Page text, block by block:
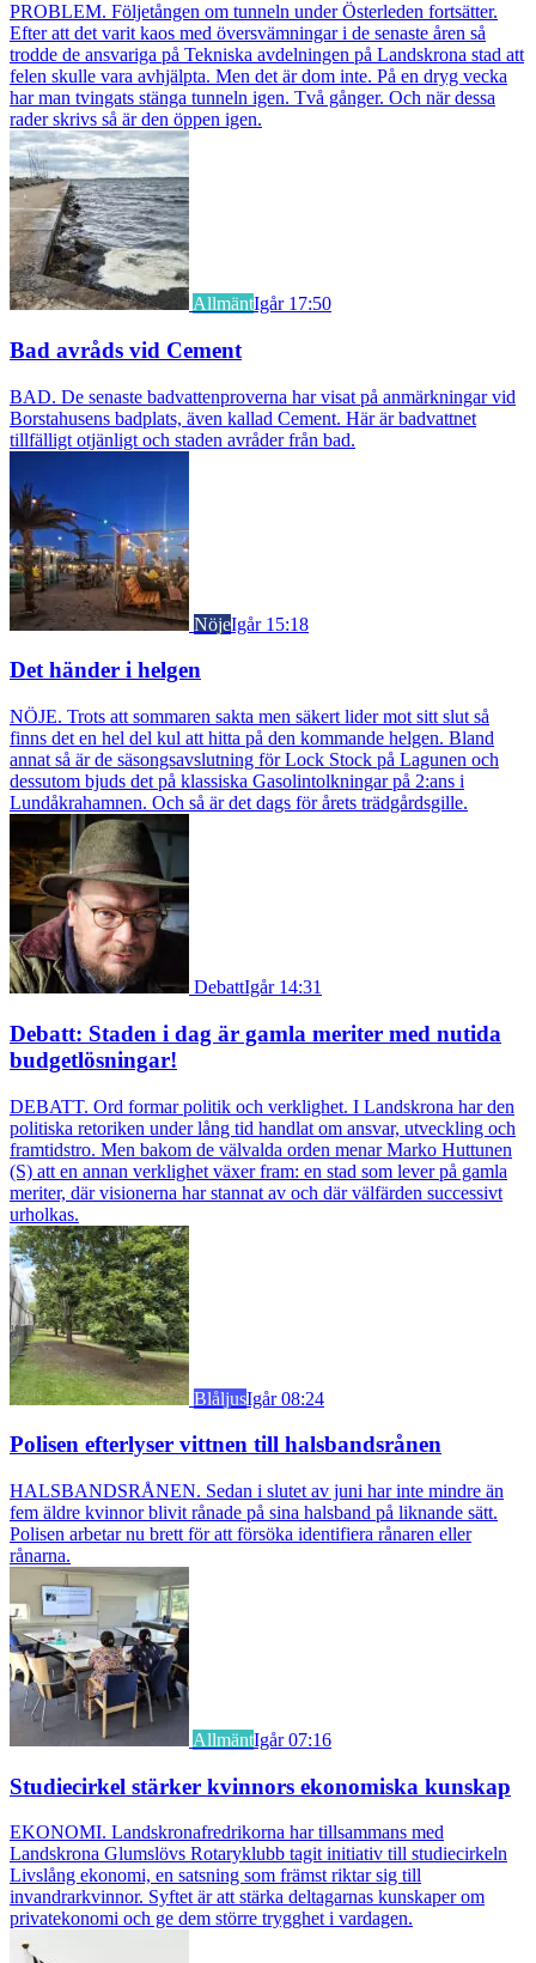
PROBLEM. Följetången om tunneln under Österleden fortsätter.
Efter att det varit kaos med översvämningar i de senaste åren så
trodde de ansvariga på Tekniska avdelningen på Landskrona stad att
felen skulle vara avhjälpta. Men det är dom inte. På en dryg vecka
har man tvingats stänga tunneln igen. Två gånger. Och när dessa
rader skrivs så är den öppen igen.
AllmäntIgår 17:50
Bad avråds vid Cement
BAD. De senaste badvattenproverna har visat på anmärkningar vid
Borstahusens badplats, även kallad Cement. Här är badvattnet
tillfälligt otjänligt och staden avråder från bad.
NöjeIgår 15:18
Det händer i helgen
NÖJE. Trots att sommaren sakta men säkert lider mot sitt slut så
finns det en hel del kul att hitta på den kommande helgen. Bland
annat så är de säsongsavslutning för Lock Stock på Lagunen och
dessutom bjuds det på klassiska Gasolintolkningar på 2:ans i
Lundåkrahamnen. Och så är det dags för årets trädgårdsgille.
DebattIgår 14:31
Debatt: Staden i dag är gamla meriter med nutida
budgetlösningar!
DEBATT. Ord formar politik och verklighet. I Landskrona har den
politiska retoriken under lång tid handlat om ansvar, utveckling och
framtidstro. Men bakom de välvalda orden menar Marko Huttunen
(S) att en annan verklighet växer fram: en stad som lever på gamla
meriter, där visionerna har stannat av och där välfärden successivt
urholkas.
BlåljusIgår 08:24
Polisen efterlyser vittnen till halsbandsrånen
HALSBANDSRÅNEN. Sedan i slutet av juni har inte mindre än
fem äldre kvinnor blivit rånade på sina halsband på liknande sätt.
Polisen arbetar nu brett för att försöka identifiera rånaren eller
rånarna.
AllmäntIgår 07:16
Studiecirkel stärker kvinnors ekonomiska kunskap
EKONOMI. Landskronafredrikorna har tillsammans med
Landskrona Glumslövs Rotaryklubb tagit initiativ till studiecirkeln
Livslång ekonomi, en satsning som främst riktar sig till
invandrarkvinnor. Syftet är att stärka deltagarnas kunskaper om
privatekonomi och ge dem större trygghet i vardagen.